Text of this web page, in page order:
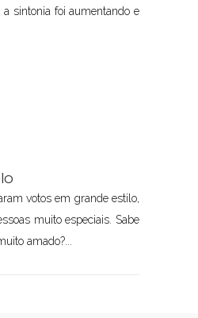
a sintonia foi aumentando e
votos em grande estilo,
muito especiais. Sabe
amado?...